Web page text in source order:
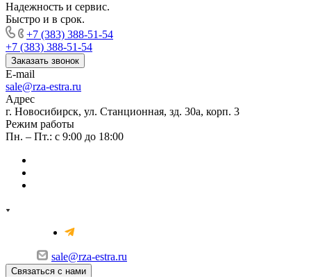
Надежность и сервис.
Быстро и в срок.
+7 (383) 388-51-54
+7 (383) 388-51-54
Заказать звонок
E-mail
sale@rza-estra.ru
Адрес
г. Новосибирск, ул. Станционная, зд. 30а, корп. 3
Режим работы
Пн. – Пт.: с 9:00 до 18:00
sale@rza-estra.ru
Связаться с нами